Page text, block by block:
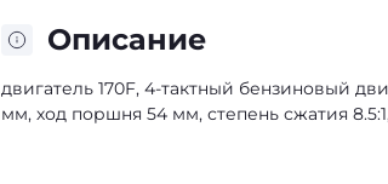
Описание
двигатель 170F, 4-тактный бензиновый
мм, ход поршня 54 мм, степень сжатия